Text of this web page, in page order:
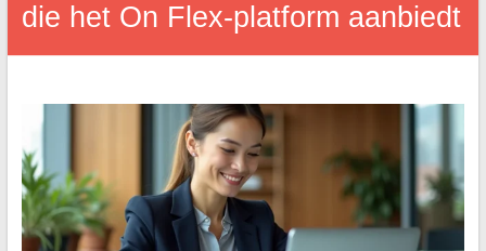
die het On Flex-platform aanbiedt